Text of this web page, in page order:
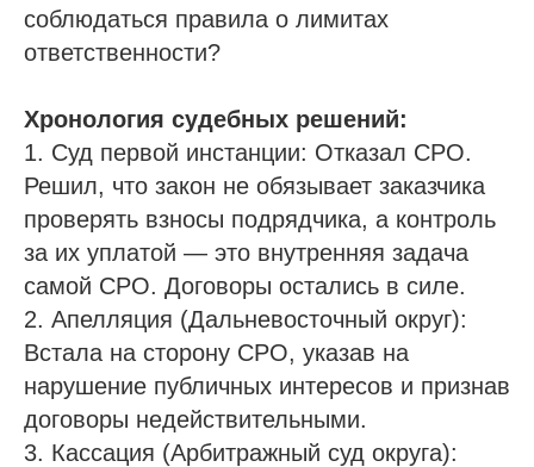
соблюдаться правила о лимитах
ответственности?
Хронология судебных решений:
1. Суд первой инстанции: Отказал СРО.
Решил, что закон не обязывает заказчика
проверять взносы подрядчика, а контроль
за их уплатой — это внутренняя задача
самой СРО. Договоры остались в силе.
2. Апелляция (Дальневосточный округ):
Встала на сторону СРО, указав на
нарушение публичных интересов и признав
договоры недействительными.
3. Кассация (Арбитражный суд округа):